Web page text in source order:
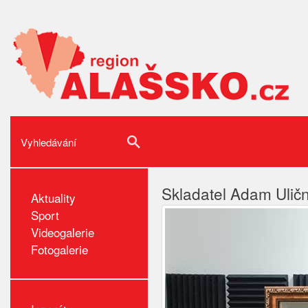
Aktuality
Sport
Videogalerie
Fotogalerie
Skladatel Adam